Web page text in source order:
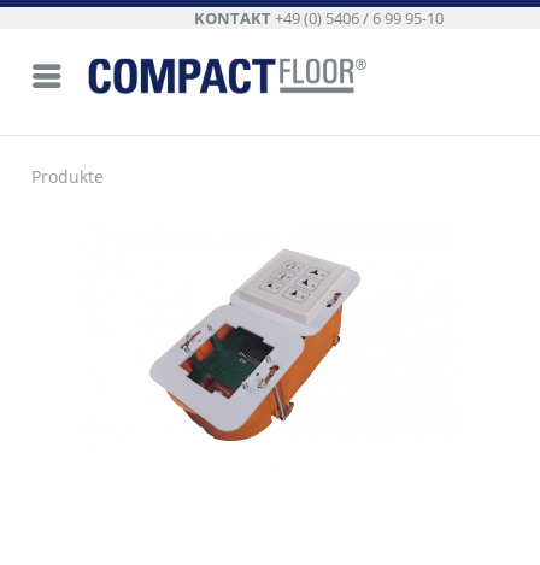
KONTAKT+49 (0) 5406 / 6 99 95-10
Produkte